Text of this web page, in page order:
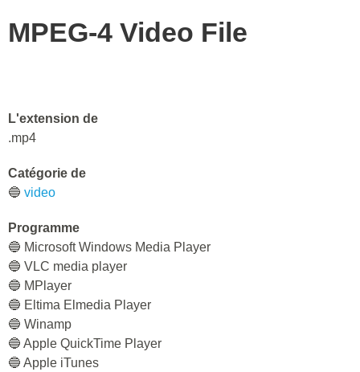
MPEG-4 Video File
L'extension de
.mp4
Catégorie de
🔵 video
Programme
🔵 Microsoft Windows Media Player
🔵 VLC media player
🔵 MPlayer
🔵 Eltima Elmedia Player
🔵 Winamp
🔵 Apple QuickTime Player
🔵 Apple iTunes